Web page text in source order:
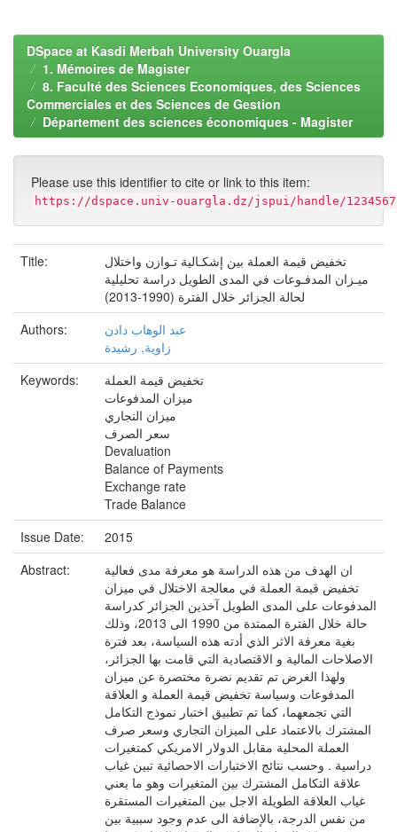
DSpace at Kasdi Merbah University Ouargla
1. Mémoires de Magister
8. Faculté des Sciences Economiques, des Sciences
Commerciales et des Sciences de Gestion
Département des sciences économiques - Magister
Please use this identifier to cite or link to this item:
https://dspace.univ-ouargla.dz/jspui/handle/
Title:
تخفيض قيمة العملة بين إشكـالية تـوازن واختلال
ميـزان المدفـوعات في المدى الطويل دراسة تحليلية
لحالة الجزائر خلال الفترة (1990-2013)
Authors:
عبد الوهاب دادن
زاوية, رشيدة
Keywords:
تخفيض قيمة العملة
ميزان المدفوعات
ميزان التجاري
سعر الصرف
Devaluation
Balance of Payments
Exchange rate
Trade Balance
Issue Date:
2015
Abstract:
ان الهدف من هذه الدراسة هو معرفة مدى فعالية
تخفيض قيمة العملة في معالجة الاختلال في ميزان
المدفوعات على المدى الطويل آخذين الجزائر كدراسة
حالة خلال الفترة الممتدة من 1990 الى 2013، وذلك
بغية معرفة الاثر الذي أدته هذه السياسة، بعد فترة
الاصلاحات المالية و الاقتصادية التي قامت بها الجزائر،
ولهذا الغرض تم تقديم نضرة مختصرة عن ميزان
المدفوعات وسياسة تخفيض قيمة العملة و العلاقة
التي تجمعهما، كما تم تطبيق اختبار نموذج التكامل
المشترك بالاعتماد على الميزان التجاري وسعر صرف
العملة المحلية مقابل الدولار الامريكي كمتغيرات
دراسية . وحسب نتائج الاختبارات الاحصائية تبين غياب
علاقة التكامل المشترك بين المتغيرات وهو ما يعني
غياب العلاقة الطويلة الاجل بين المتغيرات المستقرة
من نفس الدرجة، بالإضافة الى عدم وجود سببية بين